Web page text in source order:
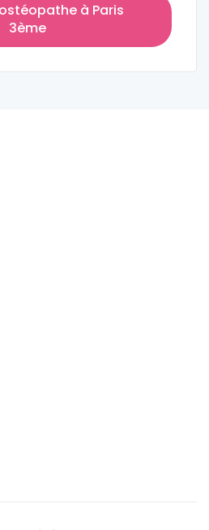
à Paris
3ème